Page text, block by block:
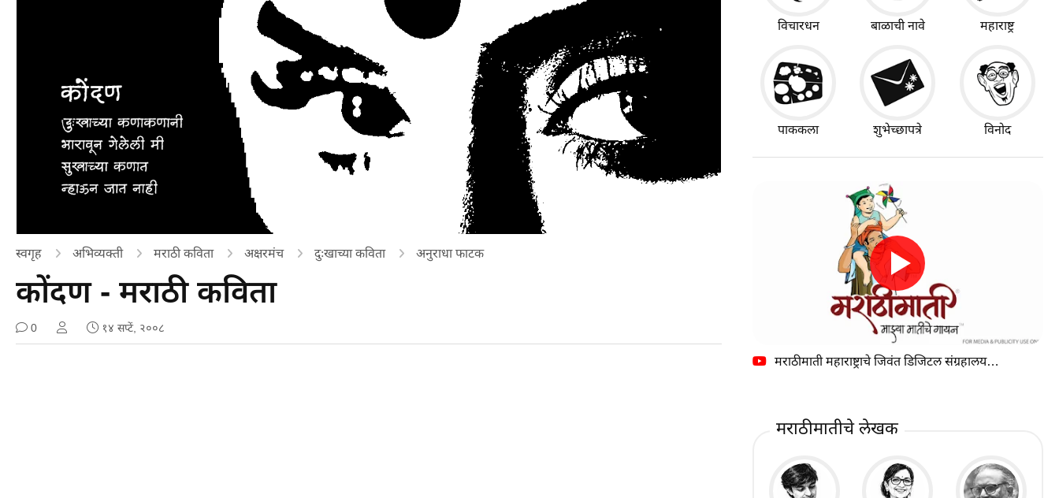
स्वगृह अभिव्यक्ती मराठी कविता अक्षरमंच दुःखाच्या कविता अनुराधा फाटक
कोंदण - मराठी कविता
0 १४ सप्टें, २००८
विचारधन बाळाची नावे महाराष्ट्र
पाककला शुभेच्छापत्रे विनोद
मराठीमाती महाराष्ट्राचे जिवंत डिजिटल संग्रहालय…
मराठीमातीचे लेखक